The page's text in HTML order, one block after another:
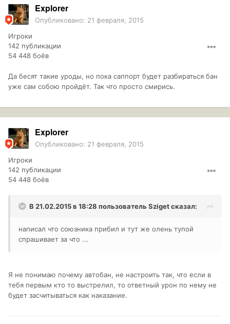
Explorer
Опубликовано: 21 февраля, 2015
Игроки
142 публикации
54 448 боёв
Да бесят такие уроды, но пока саппорт будет разбираться бан
уже сам собою пройдёт. Так что просто смирись.
Explorer
Опубликовано: 21 февраля, 2015
Игроки
142 публикации
54 448 боёв
В 21.02.2015 в 18:28 пользователь Szigetсказал:
написал что союзника прибил и тут же олень тупой
спрашивает за что ...
Я не понимаю почему автобан, не настроить так, что если в
тебя первым кто то выстрелил, то ответный урон по нему не
будет засчитываться как наказание.